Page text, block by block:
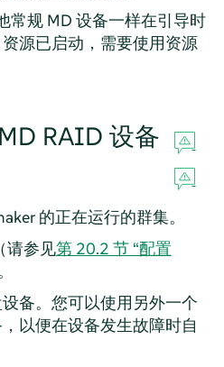
常规 MD 设备一样在引导时
源已启动，需要使用资源
RAID 设备
的正在运行的群集。
请参见第 20.2 节 “配置
备。您可以使用另外一个
以便在设备发生故障时自